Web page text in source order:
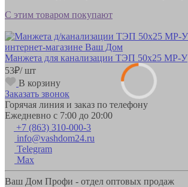
С этим товаром покупают
Манжета для канализации ТЭП 50х25 MP-У
53₽/ шт
В корзину
Заказать звонок
Горячая линия и заказ по телефону
Ежедневно с 7:00 до 20:00
+7 (863) 310-000-3
info@vashdom24.ru
Telegram
Max
Ваш Дом Профи - отдел оптовых продаж